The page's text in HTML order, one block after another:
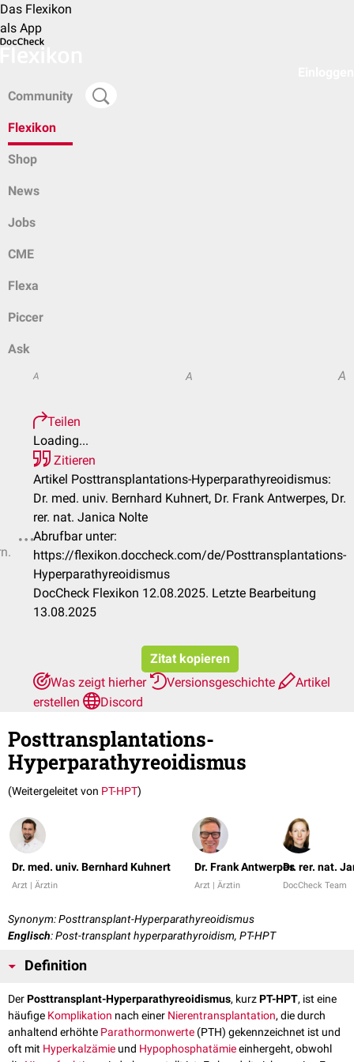
Das Flexikon
als App
Community
Flexikon
Shop
News
Jobs
CME
Flexa
Piccer
Ask
A A A
Teilen
Loading...
Zitieren
Artikel Posttransplantations-Hyperparathyreoidismus:
Dr. med. univ. Bernhard Kuhnert, Dr. Frank Antwerpes, Dr.
rer. nat. Janica Nolte
Abrufbar unter:
https://flexikon.doccheck.com/de/Posttransplantations-
Hyperparathyreoidismus
DocCheck Flexikon 12.08.2025. Letzte Bearbeitung
13.08.2025
Zitat kopieren
Was zeigt hierher
Versionsgeschichte
Artikel
erstellen
Discord
Posttransplantations-
Hyperparathyreoidismus
(Weitergeleitet von PT-HPT)
Dr. med. univ. Bernhard Kuhnert
Arzt | Ärztin
Dr. Frank Antwerpes
Arzt | Ärztin
Dr. rer. nat.
DocCheck Team
Synonym: Posttransplant-Hyperparathyreoidismus
Englisch: Post-transplant hyperparathyroidism, PT-HPT
Definition
DerPosttransplant-Hyperparathyreoidismus, kurzPT-HPT, ist eine
häufige Komplikation nach einer Nierentransplantation, die durch
anhaltend erhöhte Parathormonwerte (PTH) gekennzeichnet ist und
oft mit Hyperkalzämie und Hypophosphatämieeinhergeht, obwohl